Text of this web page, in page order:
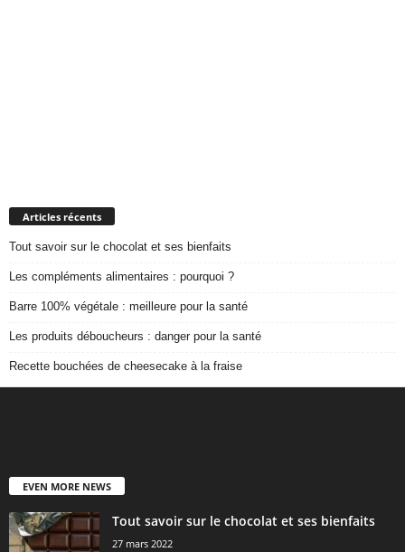
Articles récents
Tout savoir sur le chocolat et ses bienfaits
Les compléments alimentaires : pourquoi ?
Barre 100% végétale : meilleure pour la santé
Les produits déboucheurs : danger pour la santé
Recette bouchées de cheesecake à la fraise
EVEN MORE NEWS
Tout savoir sur le chocolat et ses bienfaits
27 mars 2022